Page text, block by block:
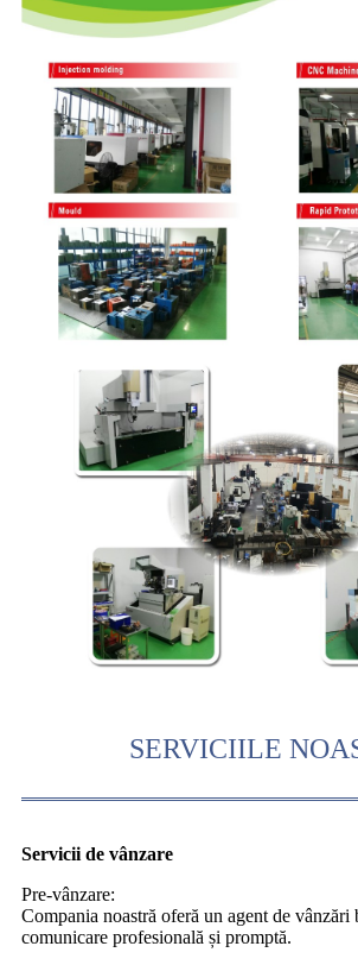
SERVICIILE
Servicii de vânzare
Pre-vânzare:
Compania noastră oferă un agent de vânzări
comunicare profesională și promptă.